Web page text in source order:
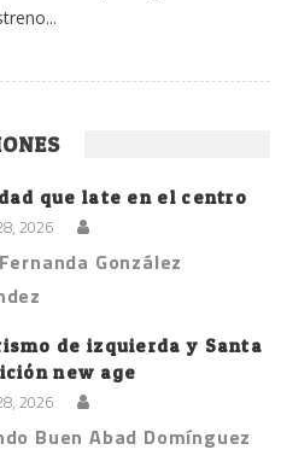
que late en el centro
2026
González
de izquierda y Santa
new age
2026
Buen Abad Domínguez